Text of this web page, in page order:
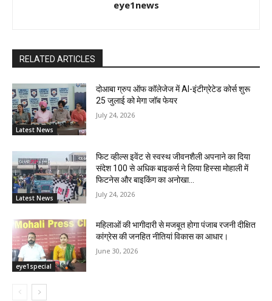
eye1news
RELATED ARTICLES
Latest News
दोआबा ग्रुप ऑफ कॉलेजेज में AI-इंटीग्रेटेड कोर्स शुरू
25 जुलाई को मेगा जॉब फेयर
July 24, 2026
Latest News
फिट व्हील्स इवेंट से स्वस्थ जीवनशैली अपनाने का दिया
संदेश 100 से अधिक बाइकर्स ने लिया हिस्सा मोहाली में
फिटनेस और बाइकिंग का अनोखा...
July 24, 2026
eye1special
महिलाओं की भागीदारी से मजबूत होगा पंजाब रजनी दीक्षित
कांग्रेस की जनहित नीतियां विकास का आधार।
June 30, 2026